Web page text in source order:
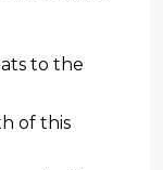
to the
of this